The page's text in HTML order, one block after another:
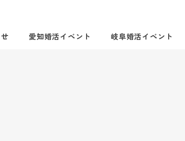
愛知婚活イベント 岐阜婚活イベント